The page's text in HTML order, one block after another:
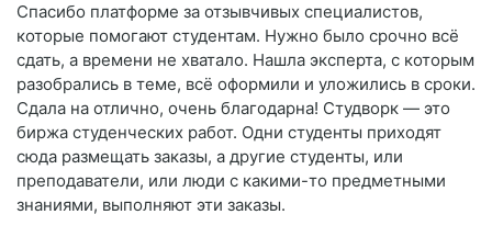
Спасибо платформе за отзывчивых специалистов,
которые помогают студентам. Нужно было срочно всё
сдать, а времени не хватало. Нашла эксперта, с которым
разобрались в теме, всё оформили и уложились в сроки.
Сдала на отлично, очень благодарна! Студворк — это
биржа студенческих работ. Одни студенты приходят
сюда размещать заказы, а другие студенты, или
преподаватели, или люди с какими-то предметными
знаниями, выполняют эти заказы.